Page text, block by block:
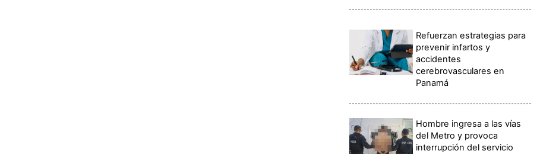
Refuerzan estrategias para
prevenir infartos y
accidentes
cerebrovasculares en
Panamá
Hombre ingresa a las vías
del Metro y provoca
interrupción del servicio